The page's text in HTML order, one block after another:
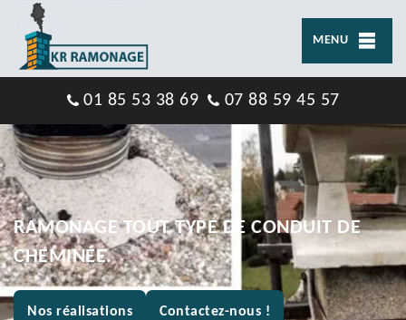
MENU
01 85 53 38 69 07 88 59 45 57
RAMONAGE TOUT TYPE DE CONDUIT DE
CHEMINÉE.
Nos réalisations Contactez-nous !